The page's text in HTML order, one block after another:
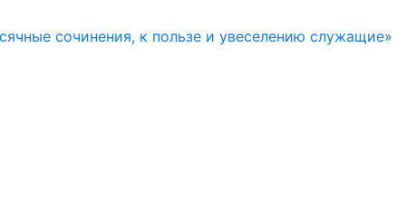
сочинения, к пользе и увеселению служащие»